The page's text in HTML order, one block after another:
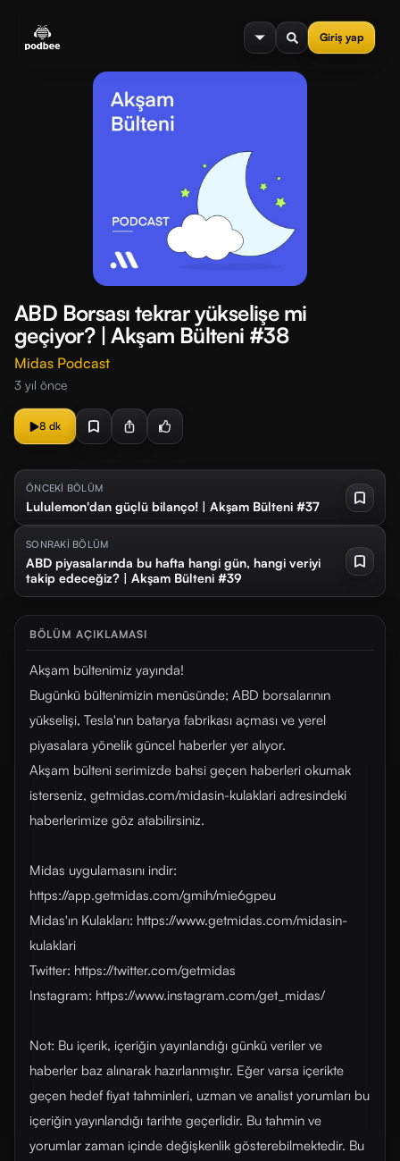
Giriş yap
menu
ABD Borsası tekrar yükselişe mi
geçiyor? | Akşam Bülteni #38
Midas Podcast
3 yıl önce
8 dk
ÖNCEKİ BÖLÜM
Lululemon'dan güçlü bilanço! | Akşam Bülteni #37
SONRAKİ BÖLÜM
ABD piyasalarında bu hafta hangi gün, hangi veriyi
takip edeceğiz? | Akşam Bülteni #39
BÖLÜM AÇIKLAMASI
Akşam bültenimiz yayında!
Bugünkü bültenimizin menüsünde; ABD borsalarının
yükselişi, Tesla'nın batarya fabrikası açması ve yerel
piyasalara yönelik güncel haberler yer alıyor.
Akşam bülteni serimizde bahsi geçen haberleri okumak
isterseniz, getmidas.com/midasin-kulaklari adresindeki
haberlerimize göz atabilirsiniz.
Midas uygulamasını indir:
https://app.getmidas.com/gmih/mie6gpeu
Midas'ın Kulakları: https://www.getmidas.com/midasin-
kulaklari
Twitter: https://twitter.com/getmidas
Instagram: https://www.instagram.com/get_midas/
Not: Bu içerik, içeriğin yayınlandığı günkü veriler ve
haberler baz alınarak hazırlanmıştır. Eğer varsa içerikte
geçen hedef fiyat tahminleri, uzman ve analist yorumları bu
içeriğin yayınlandığı tarihte geçerlidir. Bu tahmin ve
yorumlar zaman içinde değişkenlik gösterebilmektedir. Bu